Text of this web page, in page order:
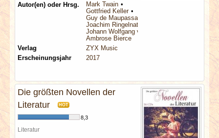
Autor(en) oder Hrsg.
Mark Twain
Gottfried Keller
Guy de Maupassant
Joachim Ringelnatz
Johann Wolfgang von Goethe
Ambrose Bierce
Verlag
ZYX Music
Erscheinungsjahr
2017
Die größten Novellen der
Literatur
HOT
8,3
Literatur